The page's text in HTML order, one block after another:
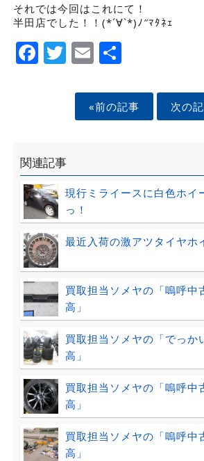
それでは今回はこれにて！
半田店でした！！(*´∀`*)ﾉ″ﾏﾀﾈｪ
Facebook
Twitter
EmailShare
«前の記事 次の
関連記事
現行ミライースに白色ホイ
っ！
最近入荷の激アツタイヤホ
買取担当ソメヤの「嗚呼中
高」
買取担当ソメヤの「でっか
高」
買取担当ソメヤの「嗚呼中
高」
買取担当ソメヤの「嗚呼中
高」